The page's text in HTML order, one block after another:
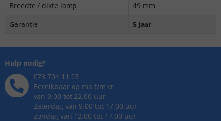
Breedte / dikte lamp
49 mm
Garantie
5 jaar
Hulp nodig?
073 704 11 03
Bereikbaar op ma t/m vr
van 9.00 tot 22.00 uur
Zaterdag van 9.00 tot 17.00 uur
Zondag van 12.00 tot 17.00 uur